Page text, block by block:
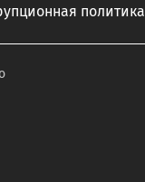
политика